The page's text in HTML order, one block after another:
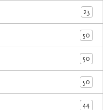
23
50
50
50
44